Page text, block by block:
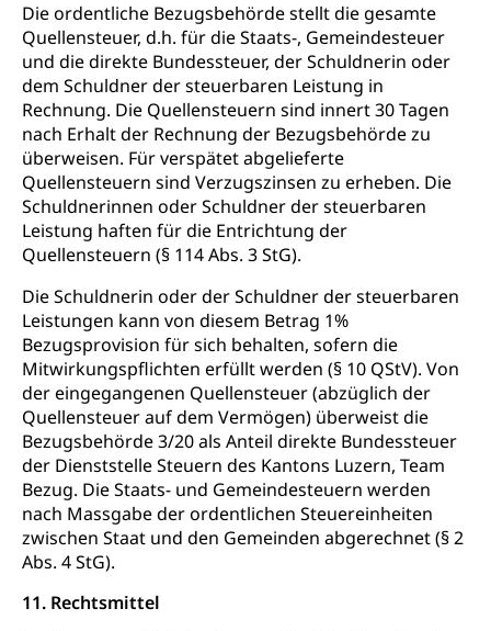
Die ordentliche Bezugsbehörde stellt die gesamte
Quellensteuer, d.h. für die Staats-, Gemeindesteuer
und die direkte Bundessteuer, der Schuldnerin oder
dem Schuldner der steuerbaren Leistung in
Rechnung. Die Quellensteuern sind innert 30 Tagen
nach Erhalt der Rechnung der Bezugsbehörde zu
überweisen. Für verspätet abgelieferte
Quellensteuern sind Verzugszinsen zu erheben. Die
Schuldnerinnen oder Schuldner der steuerbaren
Leistung haften für die Entrichtung der
Quellensteuern (§ 114 Abs. 3 StG).
Die Schuldnerin oder der Schuldner der steuerbaren
Leistungen kann von diesem Betrag 1%
Bezugsprovision für sich behalten, sofern die
Mitwirkungspflichten erfüllt werden (§ 10 QStV). Von
der eingegangenen Quellensteuer (abzüglich der
Quellensteuer auf dem Vermögen) überweist die
Bezugsbehörde 3/20 als Anteil direkte Bundessteuer
der Dienststelle Steuern des Kantons Luzern, Team
Bezug. Die Staats- und Gemeindesteuern werden
nach Massgabe der ordentlichen Steuereinheiten
zwischen Staat und den Gemeinden abgerechnet (§ 2
Abs. 4 StG).
11. Rechtsmittel